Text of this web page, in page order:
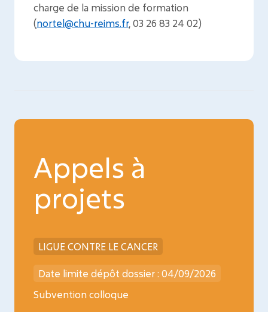
charge de la mission de formation
(nortel@chu-reims.fr, 03 26 83 24 02)
Appels à
projets
LIGUE CONTRE LE CANCER
Date limite dépôt dossier : 04/09/2026
Subvention colloque